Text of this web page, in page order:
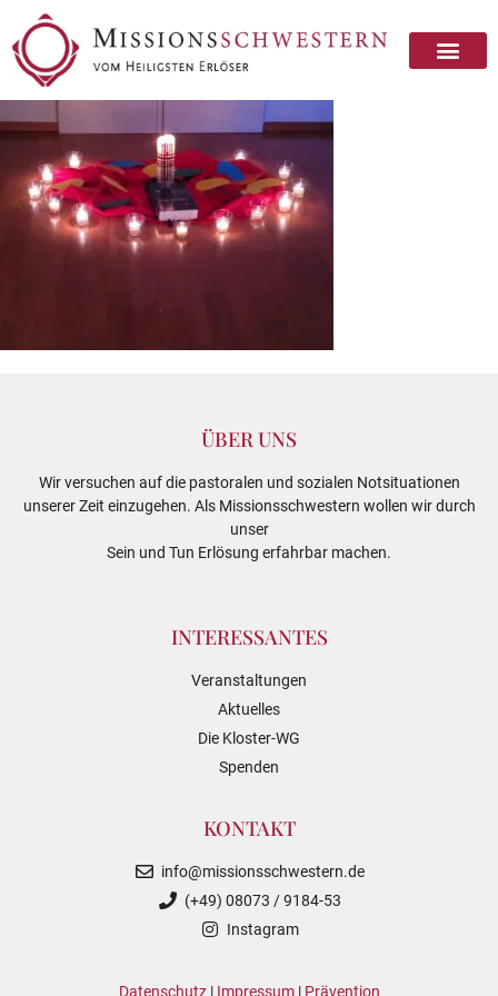
ÜBER UNS
Wir versuchen auf die pastoralen und sozialen Notsituationen
unserer Zeit einzugehen. Als Missionsschwestern wollen wir durch
unser
Sein und Tun Erlösung erfahrbar machen.
INTERESSANTES
Veranstaltungen
Aktuelles
Die Kloster-WG
Spenden
KONTAKT
info@missionsschwestern.de
(+49) 08073 / 9184-53
Instagram
Datenschutz| Impressum| Prävention